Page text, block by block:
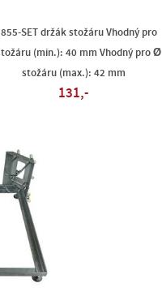
SET držák stožáru Vhodný pro
(min.): 40 mm Vhodný pro Ø
stožáru (max.): 42 mm
131,-